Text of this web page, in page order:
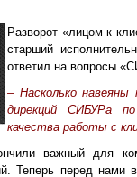
Разворот «лицом к
старший
ответил на вопросы
– Насколько навеяны
дирекций СИБУРа
качества работы с
важный для
Теперь перед нами